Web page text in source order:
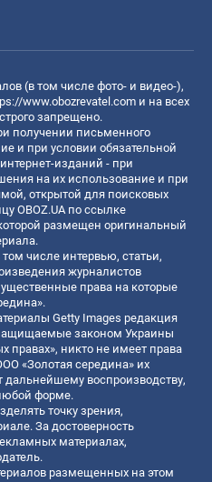
(в том числе фото- и видео-),
www.obozrevatel.com и на всех
запрещено.
получении письменного
и при условии обязательной
изданий - при
на их использование и при
открытой для поисковых
OBOZ.UA по ссылке
размещен оригинальный
числе интервью, статьи,
журналистов
права на которые
Getty Images редакция
законом Украины
правах», никто не имеет права
«Золотая середина» их
дальнейшему воспроизводству,
форме.
точку зрения,
За достоверность
материалах,
размещенных на этом